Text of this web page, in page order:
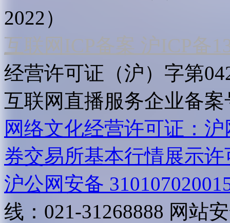
2022）
互联网ICP备案 沪ICP备
经营许可证（沪）字第
互联网直播服务企业备案
网络文化经营许可证：
券交易所基本行情展示许
沪公网安备
线：021-31268888 网站